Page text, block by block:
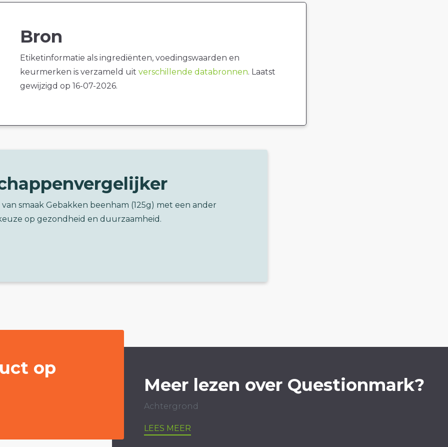
Bron
Etiketinformatie als ingrediënten, voedingswaarden en
keurmerken is verzameld uit verschillende databronnen. Laatst
gewijzigd op 16-07-2026.
smaak Gebakken beenham (125g) met een ander
op gezondheid en duurzaamheid.
op
Meer lezen over Questionmark?
Achtergrond
LEES MEER